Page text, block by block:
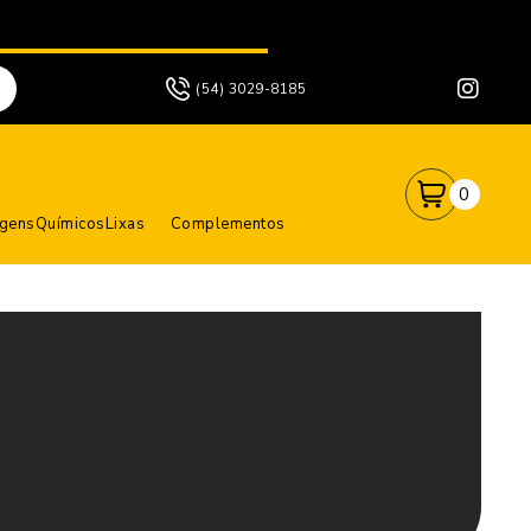
(54) 3029-8185
QuímicosLixas Complementos
0